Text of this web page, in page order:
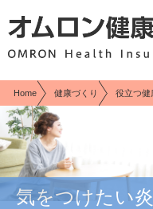
Home 健康づくり 役立つ健
気をつけたい